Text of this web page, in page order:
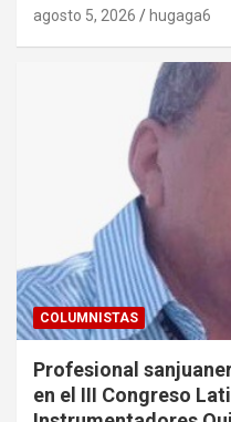
agosto 5, 2026 hugaga6
COLUMNISTAS
Profesional
en el III Congreso